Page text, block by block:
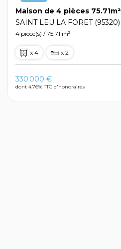
Maison de 4 pièces 75.71m²
SAINT LEU LA FORET (95320)
4 pièce(s) / 75.71 m²
x 4 x 2
330 000 €
dont 4.76% TTC d'honoraires